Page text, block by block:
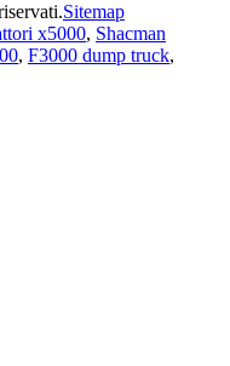
Sitemap
x5000, Shacman
, F3000 dump truck,